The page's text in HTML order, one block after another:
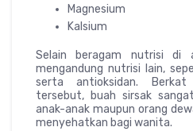
Magnesium
Kalsium
Selain beragam nutrisi di
mengandung nutrisi lain,
serta antioksidan. Berkat
tersebut, buah sirsak
anak-anak maupun orang
menyehatkan bagi wanita.